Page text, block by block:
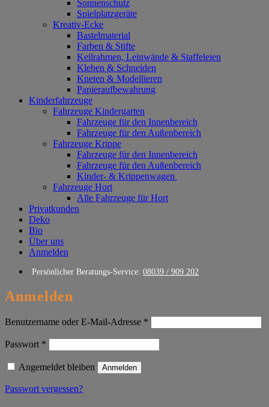
Sonnenschutz
Spielplatzgeräte
Kreativ-Ecke
Bastelmaterial
Farben & Stifte
Keilrahmen, Leinwände & Staffeleien
Kleben & Schneiden
Kneten & Modellieren
Papieraufbewahrung
Kinderfahrzeuge
Fahrzeuge Kindergarten
Fahrzeuge für den Innenbereich
Fahrzeuge für den Außenbereich
Fahrzeuge Krippe
Fahrzeuge für den Innenbereich
Fahrzeuge für den Außenbereich
Kinder- & Krippenwagen
Fahrzeuge Hort
Alle Fahrzeuge für Hort
Privatkunden
Deko
Bio
Über uns
Anmelden
Persönlicher Beratungs-Service: 08039 / 909 202
Anmelden
Benutzername oder E-Mail-Adresse *
Passwort *
Angemeldet bleiben Anmelden
Passwort vergessen?